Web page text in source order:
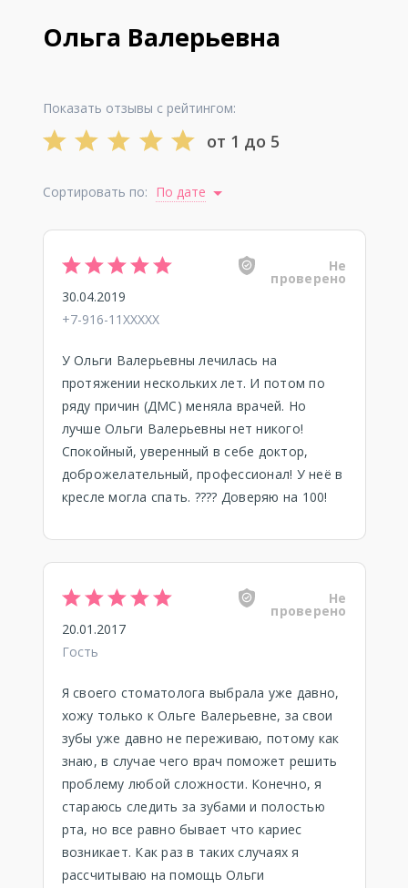
Ольга Валерьевна
Показать отзывы с рейтингом:
от 1 до 5
Сортировать по: По дате
Не
проверено
30.04.2019
+7-916-11XXXXX
У Ольги Валерьевны лечилась на
протяжении нескольких лет. И потом по
ряду причин (ДМС) меняла врачей. Но
лучше Ольги Валерьевны нет никого!
Спокойный, уверенный в себе доктор,
доброжелательный, профессионал! У неё в
кресле могла спать. ???? Доверяю на 100!
Не
проверено
20.01.2017
Гость
Я своего стоматолога выбрала уже давно,
хожу только к Ольге Валерьевне, за свои
зубы уже давно не переживаю, потому как
знаю, в случае чего врач поможет решить
проблему любой сложности. Конечно, я
стараюсь следить за зубами и полостью
рта, но все равно бывает что кариес
возникает. Как раз в таких случаях я
рассчитываю на помощь Ольги